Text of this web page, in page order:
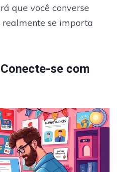
que você converse
se importa
se com